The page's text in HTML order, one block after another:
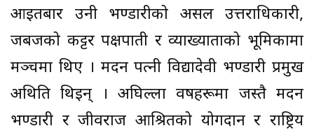
आइतबार उनी भण्डारीको असल उत्तराधिकारी,
जबजको कट्टर पक्षपाती र व्याख्याताको भूमिकामा
मञ्चमा थिए । मदन पत्नी विद्यादेवी भण्डारी प्रमुख
अथिति थिइन् । अघिल्ला वर्षहरूमा जस्तै मदन
भण्डारी र जीवराज आश्रितको योगदान र राष्ट्रिय